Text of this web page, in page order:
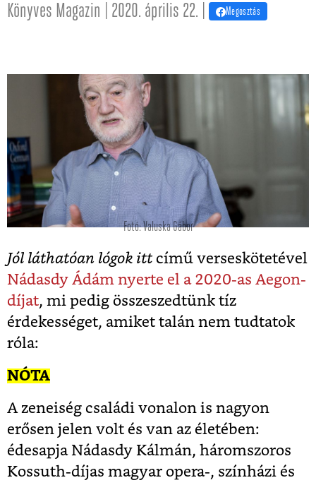
Könyves Magazin | 2020. április 22. | Megosztás
Fotó: Valuska Gábor
Jól láthatóan lógok ittcímű verseskötetével
Nádasdy Ádám nyerte el a 2020-as Aegon-
díjat, mi pedig összeszedtünk tíz
érdekességet, amiket talán nem tudtatok
róla:
NÓTA
A zeneiség családi vonalon is nagyon
erősen jelen volt és van az életében:
édesapja Nádasdy Kálmán, háromszoros
Kossuth-díjas magyar opera-, színházi és